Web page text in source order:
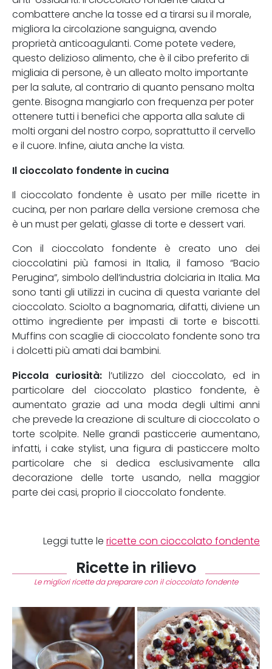
combattere anche la tosse ed a tirarsi su il morale,
migliora la circolazione sanguigna, avendo
proprietà anticoagulanti. Come potete vedere,
questo delizioso alimento, che è il cibo preferito di
migliaia di persone, è un alleato molto importante
per la salute, al contrario di quanto pensano molta
gente. Bisogna mangiarlo con frequenza per poter
ottenere tutti i benefici che apporta alla salute di
molti organi del nostro corpo, soprattutto il cervello
e il cuore. Infine, aiuta anche la vista.
Il cioccolato fondente in cucina
Il cioccolato fondente è usato per mille ricette in
cucina, per non parlare della versione cremosa che
è un must per gelati, glasse di torte e dessert vari.
Con il cioccolato fondente è creato uno dei
cioccolatini più famosi in Italia, il famoso “Bacio
Perugina”, simbolo dell’industria dolciaria in Italia. Ma
sono tanti gli utilizzi in cucina di questa variante del
cioccolato. Sciolto a bagnomaria, difatti, diviene un
ottimo ingrediente per impasti di torte e biscotti.
Muffins con scaglie di cioccolato fondente sono tra
i dolcetti più amati dai bambini.
Piccola curiosità: l’utilizzo del cioccolato, ed in
particolare del cioccolato plastico fondente, è
aumentato grazie ad una moda degli ultimi anni
che prevede la creazione di sculture di cioccolato o
torte scolpite. Nelle grandi pasticcerie aumentano,
infatti, i cake stylist, una figura di pasticcere molto
particolare che si dedica esclusivamente alla
decorazione delle torte usando, nella maggior
parte dei casi, proprio il cioccolato fondente.
Leggi tutte le ricette con cioccolato fondente
Ricette in rilievo
Le migliori ricette da preparare con il cioccolato fondente